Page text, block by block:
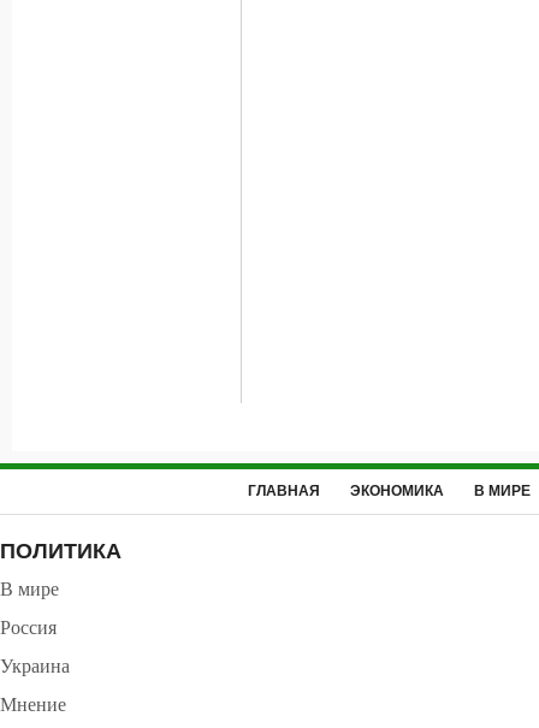
ГЛАВНАЯ ЭКОНОМИКА В МИРЕ
ПОЛИТИКА
В мире
Россия
Украина
Мнение